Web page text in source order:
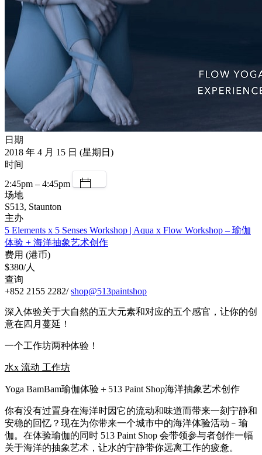
日期
2018 年 4 月 15 日 (星期日)
时间
2:45pm – 4:45pm
场地
S513, Staunton
主办
5 Elements x 5 Senses Workshop | Aqua x Flow Workshop – 瑜伽
体验 + 海洋抽象艺术创作
费用 (港币)
$380/人
查询
+852 2155 2282/shop@513paintshop
深入体验关于大自然的五大元素和对应的五个感官，让你的创
意在四月蔓延！
一个工作坊两种体验！
水x 流动 工作坊
Yoga BamBam瑜伽体验＋513 Paint Shop海洋抽象艺术创作
你有没有过置身在海洋时因它的流动和味道而带来一刻宁静和
安稳的回忆？现在为你带来一个城市中的海洋体验活动﹣瑜
伽。在体验瑜伽的同时 513 Paint Shop 会带领参与者创作一幅
关于海洋的抽象艺术，让水的宁静带你远离工作的疲惫。